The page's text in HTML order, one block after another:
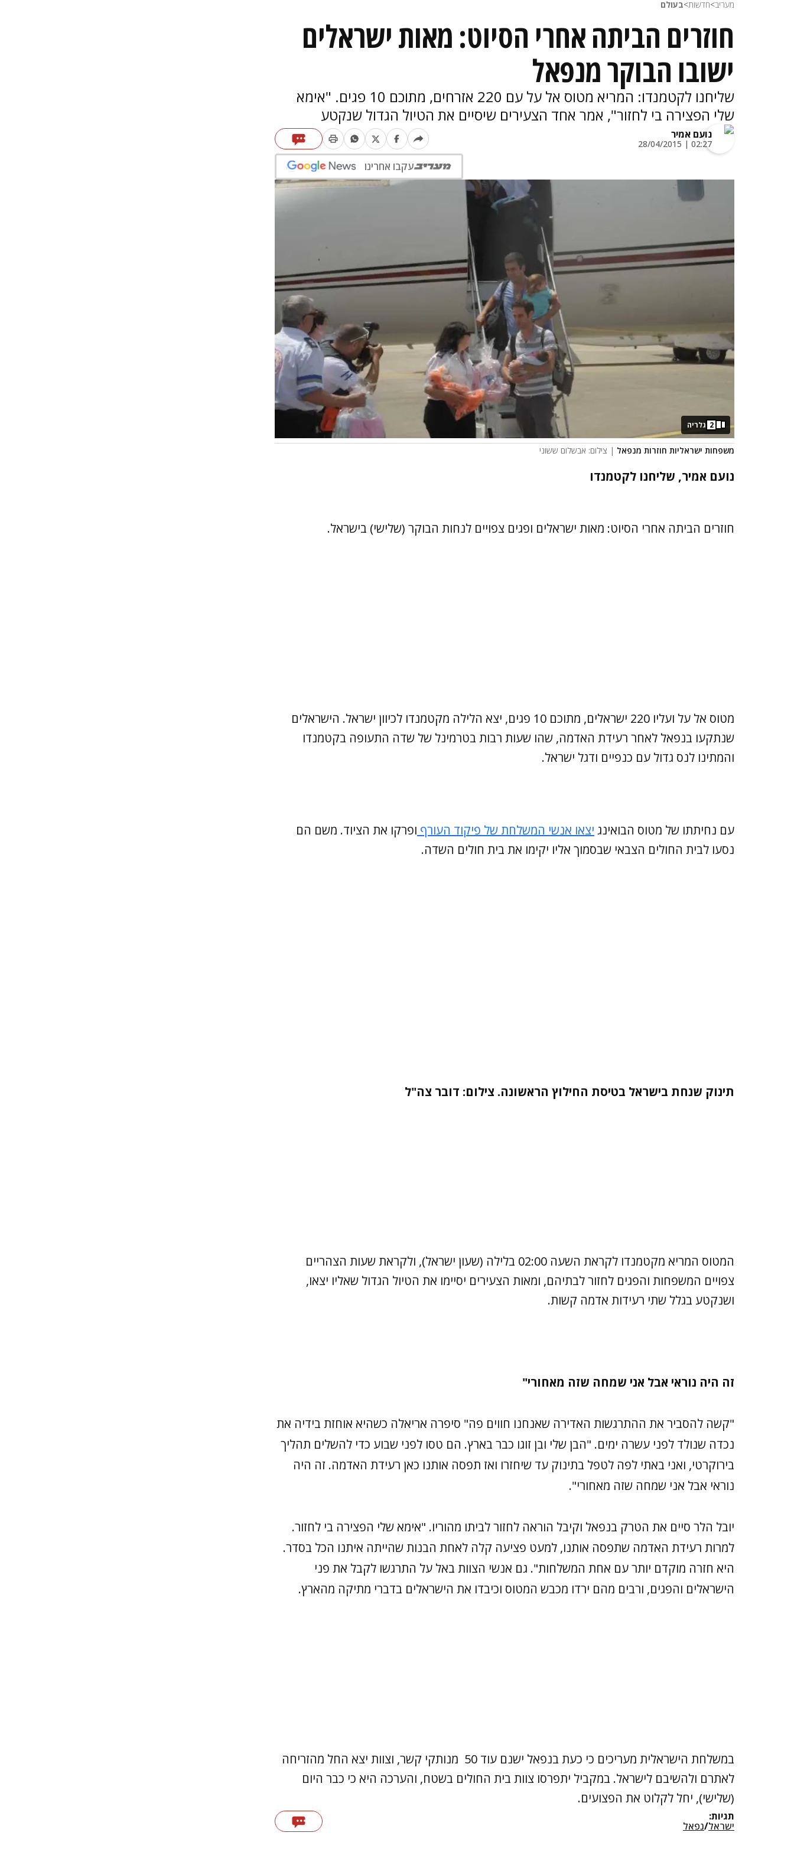
מעריב>חדשות>בעולם
חוזרים הביתה אחרי הסיוט: מאות ישראלים
ישובו הבוקר מנפאל
שליחנו לקטמנדו: המריא מטוס אל על עם 220 אזרחים, מתוכם 10 פגים. "אימא
שלי הפצירה בי לחזור", אמר אחד הצעירים שיסיים את הטיול הגדול שנקטע
נועם אמיר
02:27 | 28/04/2015
עקבו אחרינו
משפחות ישראליות חוזרות מנפאל | צילום: אבשלום ששוני
2 גלריה
נועם אמיר, שליחנו לקטמנדו
חוזרים הביתה אחרי הסיוט: מאות ישראלים ופגים צפויים לנחות הבוקר (שלישי) בישראל.
מטוס אל על ועליו 220 ישראלים, מתוכם 10 פגים, יצא הלילה מקטמנדו לכיוון ישראל. הישראלים
שנתקעו בנפאל לאחר רעידת האדמה, שהו שעות רבות בטרמינל של שדה התעופה בקטמנדו
והמתינו לנס גדול עם כנפיים ודגל ישראל.
עם נחיתתו של מטוס הבואינג יצאו אנשי המשלחת של פיקוד העורף ופרקו את הציוד. משם הם
נסעו לבית החולים הצבאי שבסמוך אליו יקימו את בית חולים השדה.
תינוק שנחת בישראל בטיסת החילוץ הראשונה. צילום: דובר צה"ל
המטוס המריא מקטמנדו לקראת השעה 02:00 בלילה (שעון ישראל), ולקראת שעות הצהריים
צפויים המשפחות והפגים לחזור לבתיהם, ומאות הצעירים יסיימו את הטיול הגדול שאליו יצאו,
ושנקטע בגלל שתי רעידות אדמה קשות.
זה היה נוראי אבל אני שמחה שזה מאחורי"
"קשה להסביר את ההתרגשות האדירה שאנחנו חווים פה" סיפרה אריאלה כשהיא אוחזת בידיה את
נכדה שנולד לפני עשרה ימים. "הבן שלי ובן זוגו כבר בארץ. הם טסו לפני שבוע כדי להשלים תהליך
בירוקרטי, ואני באתי לפה לטפל בתינוק עד שיחזרו ואז תפסה אותנו כאן רעידת האדמה. זה היה
נוראי אבל אני שמחה שזה מאחורי".
יובל הלר סיים את הטרק בנפאל וקיבל הוראה לחזור לביתו מהוריו. "אימא שלי הפצירה בי לחזור.
למרות רעידת האדמה שתפסה אותנו, למעט פציעה קלה לאחת הבנות שהייתה איתנו הכל בסדר.
היא חזרה מוקדם יותר עם אחת המשלחות". גם אנשי הצוות באל על התרגשו לקבל את פני
הישראלים והפגים, ורבים מהם ירדו מכבש המטוס וכיבדו את הישראלים בדברי מתיקה מהארץ.
במשלחת הישראלית מעריכים כי כעת בנפאל ישנם עוד 50 מנותקי קשר, וצוות יצא החל מהזריחה
לאתרם ולהשיבם לישראל. במקביל יתפרסו צוות בית החולים בשטח, והערכה היא כי כבר היום
(שלישי), יחל לקלוט את הפצועים.
תגיות:
ישראל/נפאל